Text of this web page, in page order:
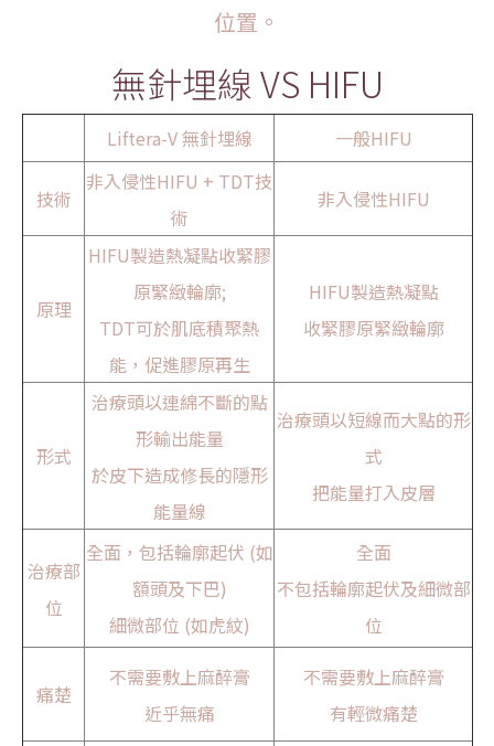
位置。
無針埋線 VS HIFU
Liftera-V 無針埋線 一般HIFU
技術
非入侵性HIFU + TDT技
術
非入侵性HIFU
原理
HIFU製造熱凝點收緊膠
原緊緻輪廓;
TDT可於肌底積聚熱
能，促進膠原再生
HIFU製造熱凝點
收緊膠原緊緻輪廓
形式
治療頭以連綿不斷的點
形輸出能量
於皮下造成修長的隱形
能量線
治療頭以短線而大點的形
式
把能量打入皮層
治療部
位
全面，包括輪廓起伏 (如
額頭及下巴)
細微部位 (如虎紋)
全面
不包括輪廓起伏及細微部
位
痛楚
不需要敷上麻醉膏
近乎無痛
不需要敷上麻醉膏
有輕微痛楚